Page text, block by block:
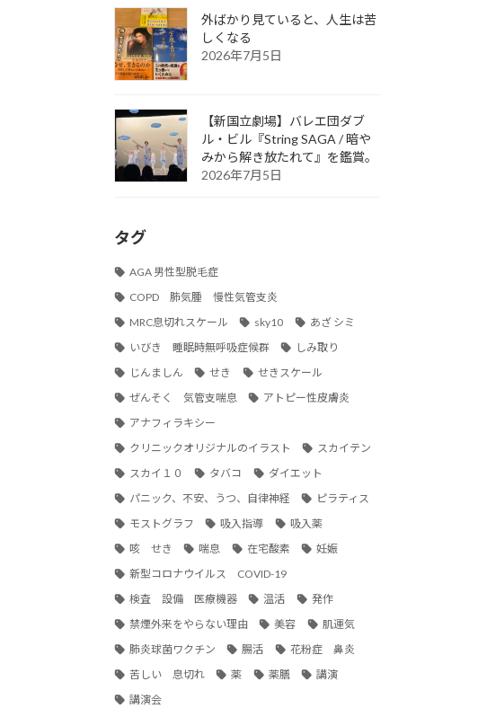
外ばかり見ていると、人生は苦
しくなる
2026年7月5日
【新国立劇場】バレエ団ダブ
ル・ビル『String SAGA / 暗や
みから解き放たれて』を鑑賞。
2026年7月5日
タグ
AGA 男性型脱毛症
COPD 肺気腫 慢性気管支炎
MRC息切れスケール
sky10
あざ シミ
いびき 睡眠時無呼吸症候群
しみ取り
じんましん
せき
せきスケール
ぜんそく 気管支喘息
アトピー性皮膚炎
アナフィラキシー
クリニックオリジナルのイラスト
スカイテン
スカイ１０
タバコ
ダイエット
パニック、不安、うつ、自律神経
ピラティス
モストグラフ
吸入指導
吸入薬
咳 せき
喘息 在宅酸素
妊娠
新型コロナウイルス COVID-19
検査 設備 医療機器
温活
発作
禁煙外来をやらない理由
美容
肌運気
肺炎球菌ワクチン
腸活
花粉症 鼻炎
苦しい 息切れ
薬 薬膳
講演
講演会